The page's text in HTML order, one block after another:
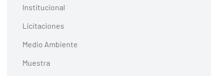
Institucional
Licitaciones
Medio Ambiente
Muestra